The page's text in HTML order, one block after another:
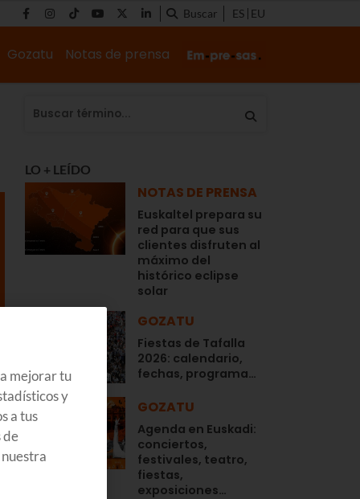
Buscar ES EU
Gozatu Notas de prensa
LO + LEÍDO
NOTAS DE PRENSA
Euskaltel prepara su
red para que sus
clientes disfruten al
máximo del
histórico eclipse
solar
GOZATU
Fiestas de Tafalla
2026: calendario,
fechas, programa…
GOZATU
Agenda en Euskadi:
conciertos,
festivales, teatro,
fiestas,
exposiciones…
mejorar tu
y
a tus
de